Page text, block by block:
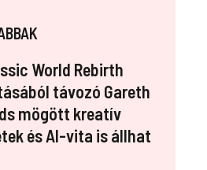
World Rebirth
távozó Gareth
mögött kreatív
és AI-vita is állhat